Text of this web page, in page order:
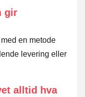
gir
en metode
levering eller
alltid hva